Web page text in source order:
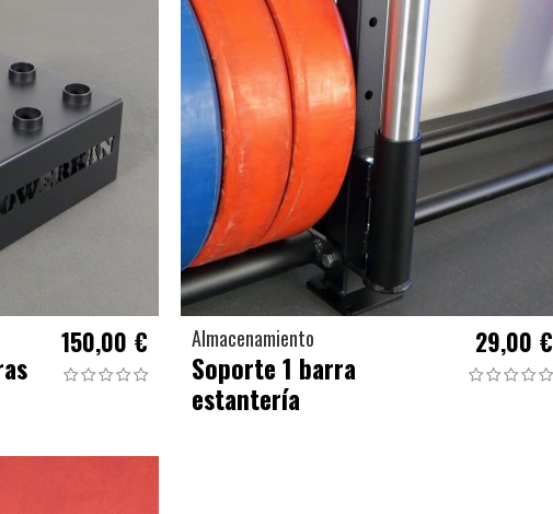
150,00 € Almacenamiento
Soporte 1 barra
estantería
29,00 €